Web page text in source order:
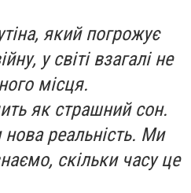
який погрожує
у світі взагалі не
місця.
як страшний сон.
реальність. Ми
скільки часу це